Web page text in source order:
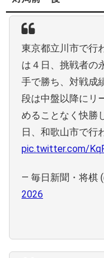
東京都立川市で行
は４日、挑戦者の
手で勝ち、対戦成
段は中盤以降にリ
めることなく快勝
日、和歌山市で行
pic.twitter.com/
— 毎日新聞・将棋
2026